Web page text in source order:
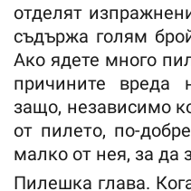
отделят
съдържа голям
Ако ядете много
причините вреда
защо, независимо
от пилето, по-
малко от нея, за да
Пилешка глава.